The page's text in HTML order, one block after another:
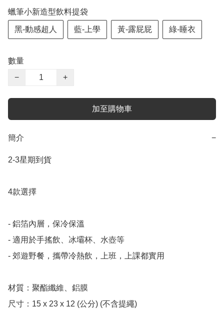
蠟筆小新造型飲料提袋
黑-動感超人 藍-上學 黃-露屁屁 綠-睡衣
數量
−
+
加至購物車
簡介 −
2-3星期到貨
4款選擇
- 鋁箔內層，保冷保溫
- 適用於手搖飲、冰壩杯、水壺等
- 郊遊野餐，攜帶冷熱飲，上班，上課都實用
材質：聚酯纖維、鋁膜
尺寸：15 x 23 x 12 (公分) (不含提繩)